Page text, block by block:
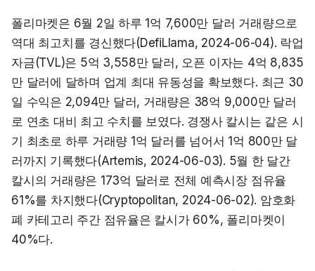
폴리마켓은 6월 2일 하루 1억 7,600만 달러 거래량으로
역대 최고치를 경신했다(DefiLlama, 2024-06-04). 락업
자금(TVL)은 5억 3,558만 달러, 오픈 이자는 4억 8,835
만 달러에 달하며 업계 최대 유동성을 확보했다. 최근 30
일 수익은 2,094만 달러, 거래량은 38억 9,000만 달러
로 연초 대비 최고 수치를 보였다. 경쟁사 칼시는 같은 시
기 최초로 하루 거래량 1억 달러를 넘어서 1억 800만 달
러까지 기록했다(Artemis, 2024-06-03). 5월 한 달간
칼시의 거래량은 173억 달러로 전체 예측시장 점유율
61%를 차지했다(Cryptopolitan, 2024-06-02). 암호화
폐 카테고리 주간 점유율은 칼시가 60%, 폴리마켓이
40%다.